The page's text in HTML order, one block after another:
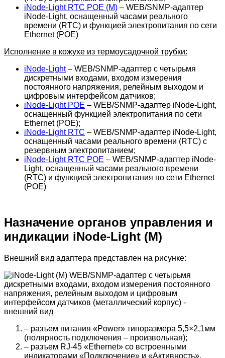
iNode-Light RTC POE (M) – WEB/SNMP-адаптер
iNode-Light, оснащенный часами реального
времени (RTC) и функцией электропитания по сети
Ethernet (POE)
Исполнение в кожухе из термоусадочной трубки:
iNode-Light– WEB/SNMP-адаптер с четырьмя
дискретными входами, входом измерения
постоянного напряжения, релейным выходом и
цифровым интерфейсом датчиков;
iNode-Light POE – WEB/SNMP-адаптер iNode-Light,
оснащенный функцией электропитания по сети
Ethernet (POE);
iNode-Light RTC – WEB/SNMP-адаптер iNode-Light,
оснащенный часами реального времени (RTC) с
резервным электропитанием;
iNode-Light RTC POE – WEB/SNMP-адаптер iNode-
Light, оснащенный часами реального времени
(RTC) и функцией электропитания по сети Ethernet
(POE)
Назначение органов управления и
индикации iNode-Light (M)
Внешний вид адаптера представлен на рисунке:
– разъем питания «Power» типоразмера 5,5×2,1мм
(полярность подключения – произвольная);
– разъем RJ-45 «Ethernet» со встроенными
индикаторами «Подключение» и «Активность»,